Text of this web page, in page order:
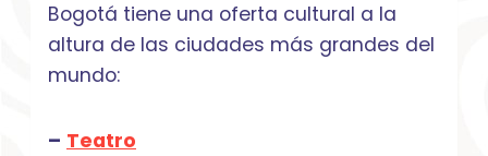
Bogotá tiene una oferta cultural a la
altura de las ciudades más grandes del
mundo:
– Teatro